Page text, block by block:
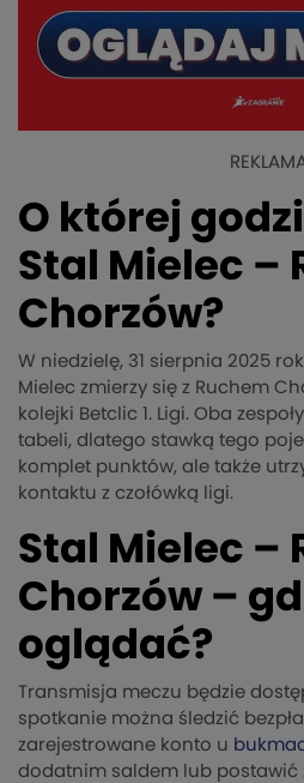
O której
Stal Mielec –
Chorzów?
W niedzielę, 31 sierpnia 2025
Mielec zmierzy się z Ruchem
kolejki Betclic 1. Ligi. Oba
tabeli, dlatego stawką tego
komplet punktów, ale także
kontaktu z czołówką ligi.
Stal Mielec –
Chorzów –
oglądać?
Transmisja meczu będzie
spotkanie można śledzić
zarejestrowane konto u
dodatnim saldem lub postawić